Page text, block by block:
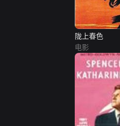
陇上春色
电影